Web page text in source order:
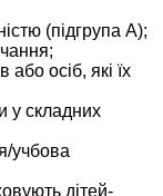
(підгрупа А);
осіб, які їх
у складних
учбова
дітей-